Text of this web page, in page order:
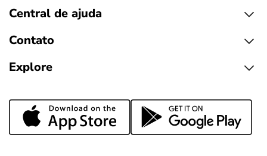
Central de ajuda
Contato
Explore